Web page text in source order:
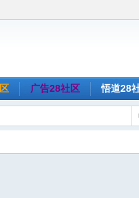
广告28社区 悟道28